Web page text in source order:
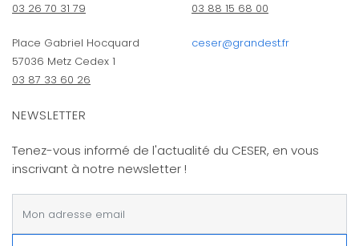
03 26 70 31 79
Place Gabriel Hocquard
57036 Metz Cedex 1
03 87 33 60 26
03 88 15 68 00
ceser@grandest.fr
NEWSLETTER
Tenez-vous informé de l'actualité du CESER, en vous
inscrivant à notre newsletter !